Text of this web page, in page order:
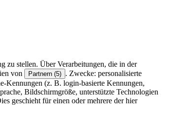
zu stellen. Über Verarbeitungen, die in der
von Partnern (5) . Zwecke: personalisierte
Kennungen (z. B. login-basierte Kennungen,
Bildschirmgröße, unterstützte Technologien
geschieht für einen oder mehrere der hier